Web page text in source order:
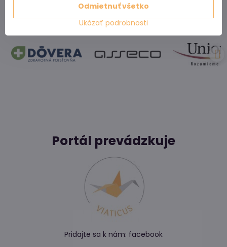
Portál prevádzkuje
Pridajte sa k nám: facebook
Ukázať podrobnosti
Odmietnuť všetko